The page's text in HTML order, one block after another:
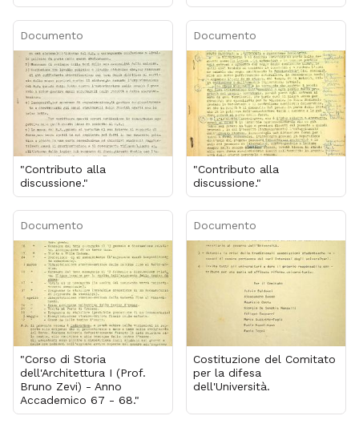
Documento
"Contributo alla
discussione."
Documento
"Contributo alla
discussione."
Documento
"Corso di Storia
dell'Architettura I (Prof.
Bruno Zevi) - Anno
Accademico 67 - 68."
Documento
Costituzione del Comitato
per la difesa
dell'Università.